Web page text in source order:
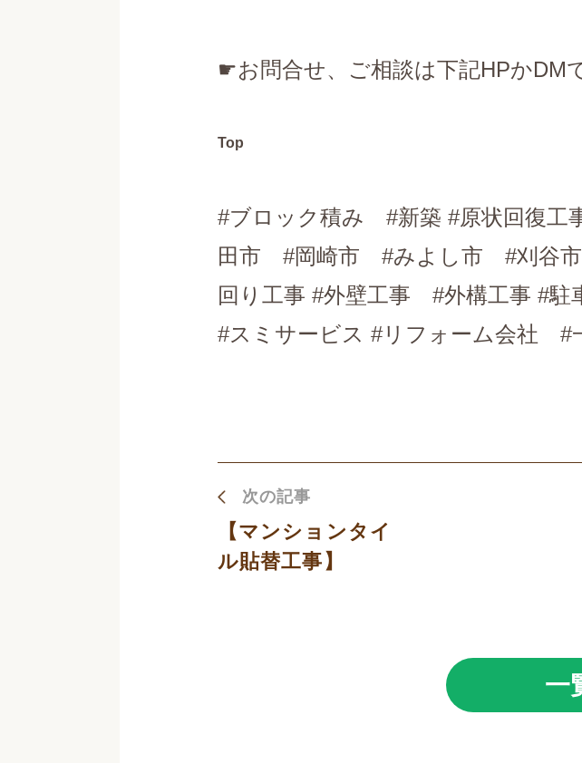
☛お問合せ、ご相談は下記HPかDM
Top
#ブロック積み #新築 #原状回復
田市 #岡崎市 #みよし市 #刈谷
回り工事 #外壁工事 #外構工事 #
#スミサービス #リフォーム会社 #
次の記事
【マンションタイ
ル貼替工事】
一